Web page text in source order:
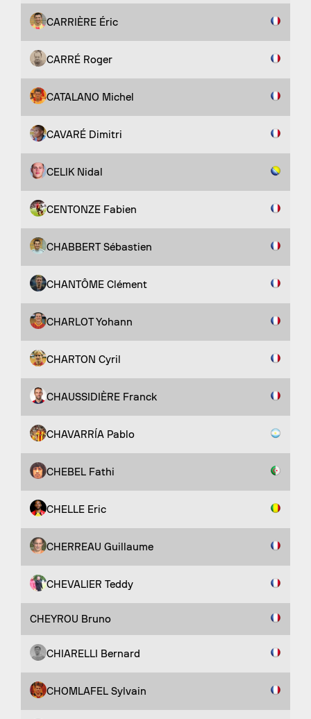
CARRIÈRE Éric
CARRÉ Roger
CATALANO Michel
CAVARÉ Dimitri
CELIK Nidal
CENTONZE Fabien
CHABBERT Sébastien
CHANTÔME Clément
CHARLOT Yohann
CHARTON Cyril
CHAUSSIDIÈRE Franck
CHAVARRÍA Pablo
CHEBEL Fathi
CHELLE Eric
CHERREAU Guillaume
CHEVALIER Teddy
CHEYROU Bruno
CHIARELLI Bernard
CHOMLAFEL Sylvain